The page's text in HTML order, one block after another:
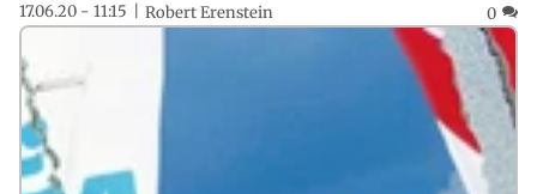
17.06.20 - 11:15 Robert Erenstein 0